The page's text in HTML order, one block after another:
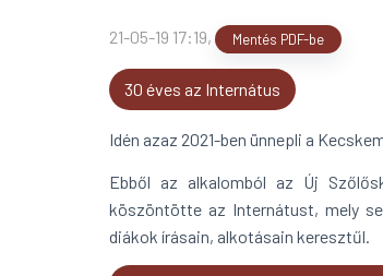
21-05-19 17:19, Mentés PDF-be
30 éves az Internátus
Idén azaz 2021-ben ünnepli a
Ebből az alkalomból az Új
köszöntötte az Internátust, mely
diákok írásain, alkotásain keresztűl.